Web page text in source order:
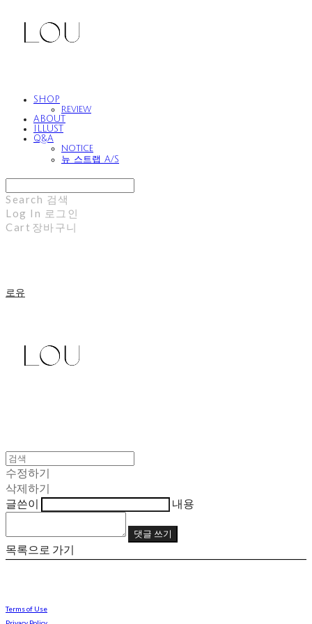
SHOP
review
ABOUT
ILLUST
Q&A
notice
뉴 스트랩 A/S
Search 검색
Log In 로그인
Cart 장바구니
로유
수정하기
삭제하기
글쓴이
내용
댓글 쓰기
목록으로 가기
Terms of Use